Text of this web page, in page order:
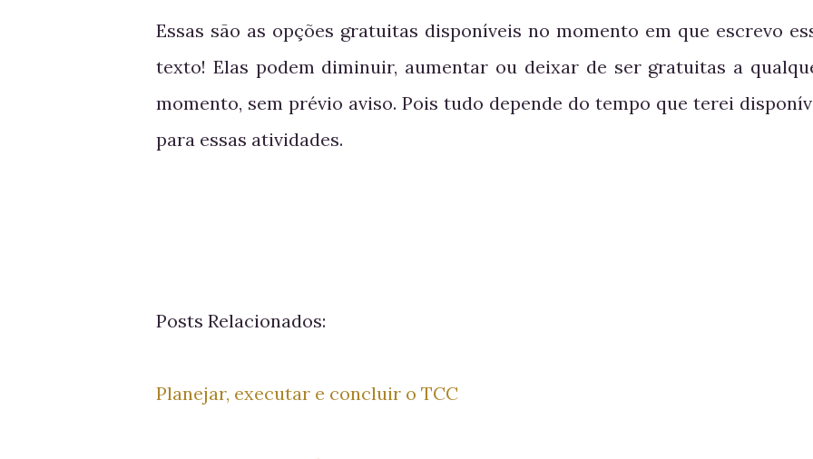
Essas são as opções gratuitas disponíveis no momento em que escrevo
texto! Elas podem diminuir, aumentar ou deixar de ser gratuitas a
momento, sem prévio aviso. Pois tudo depende do tempo que terei
para essas atividades.
Posts Relacionados:
Planejar, executar e concluir o TCC